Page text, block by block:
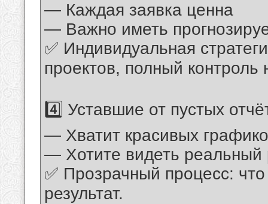
— Каждая заявка ценна
— Важно иметь
✅ Индивидуальная
проектов, полный контроль
4️⃣ Уставшие от пустых
— Хватит красивых
— Хотите видеть реальный
✅ Прозрачный процесс:
результат.